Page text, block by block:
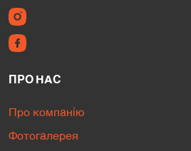
ПРО НАС
Про компанію
Фотогалерея